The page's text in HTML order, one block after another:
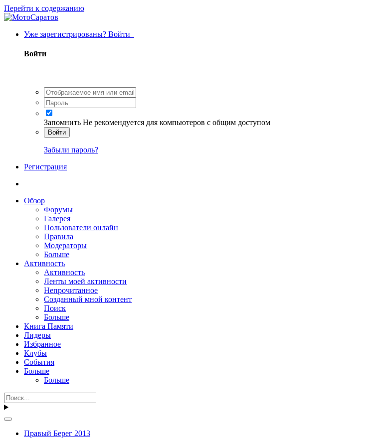
Перейти к содержанию
Уже зарегистрированы? Войти
Войти
Запомнить Не рекомендуется для компьютеров с общим доступом
Войти
Забыли пароль?
Регистрация
Обзор
Форумы
Галерея
Пользователи онлайн
Правила
Модераторы
Больше
Активность
Активность
Ленты моей активности
Непрочитанное
Созданный мной контент
Поиск
Больше
Книга Памяти
Лидеры
Избранное
Клубы
События
Больше
Больше
Правый Берег 2013